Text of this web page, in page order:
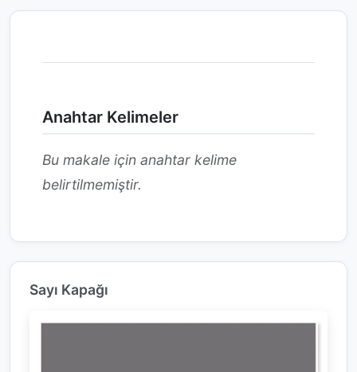
Anahtar Kelimeler
Bu makale için anahtar kelime
belirtilmemiştir.
Sayı Kapağı